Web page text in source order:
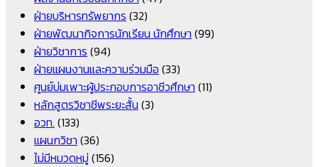
ฝ่ายบริหารทรัพยากร (32)
ฝ่ายพัฒนากิจการนักเรียน นักศึกษา (99)
ฝ่ายวิชาการ (94)
ฝ่ายแผนงานและความร่วมมือ (33)
ศูนย์บ่มเพาะผู้ประกอบการอาชีวศึกษา (11)
หลักสูตรวิชาชีพระยะสั้น (3)
อวท. (133)
แผนกวิชา (36)
ไม่มีหมวดหมู่ (156)